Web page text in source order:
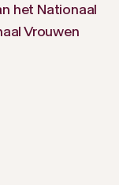
het Nationaal
Vrouwen